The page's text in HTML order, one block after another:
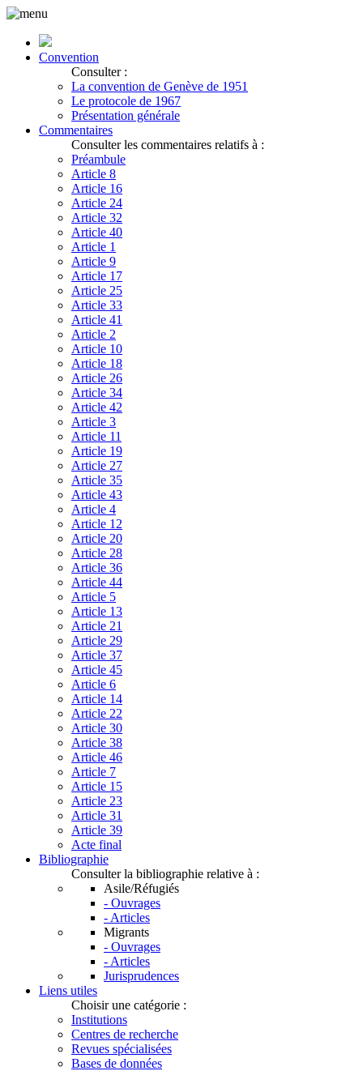
Convention
Consulter :
La convention de Genève de 1951
Le protocole de 1967
Présentation générale
Commentaires
Consulter les commentaires relatifs à :
Préambule
Article 8
Article 16
Article 24
Article 32
Article 40
Article 1
Article 9
Article 17
Article 25
Article 33
Article 41
Article 2
Article 10
Article 18
Article 26
Article 34
Article 42
Article 3
Article 11
Article 19
Article 27
Article 35
Article 43
Article 4
Article 12
Article 20
Article 28
Article 36
Article 44
Article 5
Article 13
Article 21
Article 29
Article 37
Article 45
Article 6
Article 14
Article 22
Article 30
Article 38
Article 46
Article 7
Article 15
Article 23
Article 31
Article 39
Acte final
Bibliographie
Consulter la bibliographie relative à :
Asile/Réfugiés
- Ouvrages
- Articles
Migrants
- Ouvrages
- Articles
Jurisprudences
Liens utiles
Choisir une catégorie :
Institutions
Centres de recherche
Revues spécialisées
Bases de données